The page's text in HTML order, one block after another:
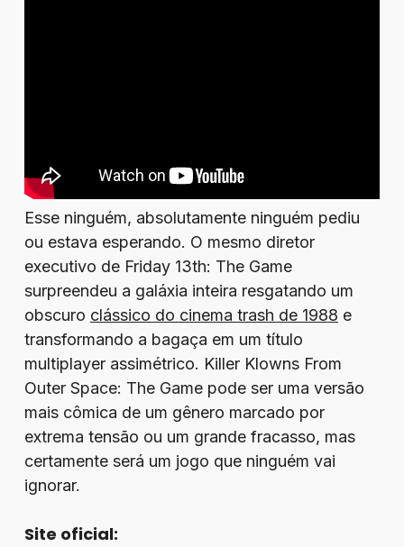
Esse ninguém, absolutamente ninguém pediu
ou estava esperando. O mesmo diretor
executivo de Friday 13th: The Game
surpreendeu a galáxia inteira resgatando um
obscuro clássico do cinema trash de 1988 e
transformando a bagaça em um título
multiplayer assimétrico. Killer Klowns From
Outer Space: The Game pode ser uma versão
mais cômica de um gênero marcado por
extrema tensão ou um grande fracasso, mas
certamente será um jogo que ninguém vai
ignorar.
Site oficial: